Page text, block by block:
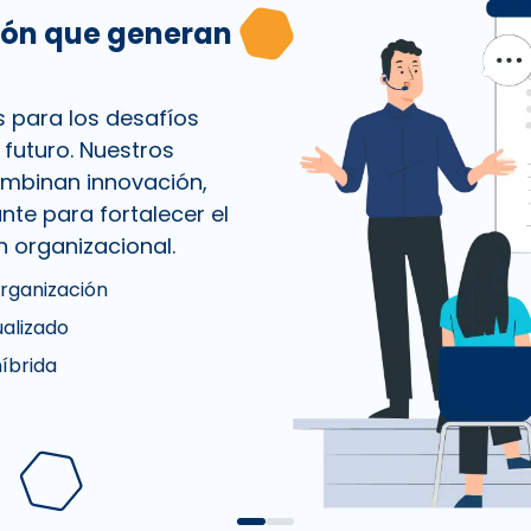
que generan
para los desafíos
Nuestros
innovación,
para fortalecer el
organizacional.